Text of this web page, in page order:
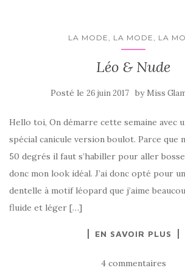
LA MODE, LA MODE, LA
Léo & Nude
Posté le 26 juin 2017 by Miss
Hello toi, On démarre cette semaine avec
spécial canicule version boulot. Parce que
50 degrés il faut s’habiller pour aller
donc mon look idéal. J’ai donc opté pour
dentelle à motif léopard que j’aime
fluide et léger […]
EN SAVOIR PLUS
4 commentaires